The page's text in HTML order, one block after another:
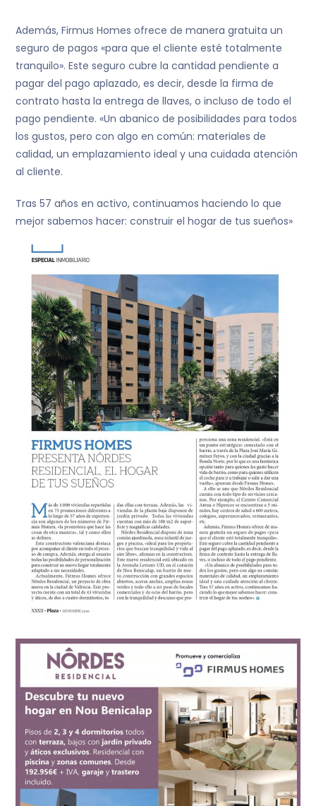
Además, Firmus Homes ofrece de manera gratuita un
seguro de pagos «para que el cliente esté totalmente
tranquilo». Este seguro cubre la cantidad pendiente a
pagar del pago aplazado, es decir, desde la firma de
contrato hasta la entrega de llaves, o incluso de todo el
pago pendiente. «Un abanico de posibilidades para todos
los gustos, pero con algo en común: materiales de
calidad, un emplazamiento ideal y una cuidada atención
al cliente.
Tras 57 años en activo, continuamos haciendo lo que
mejor sabemos hacer: construir el hogar de tus sueños»